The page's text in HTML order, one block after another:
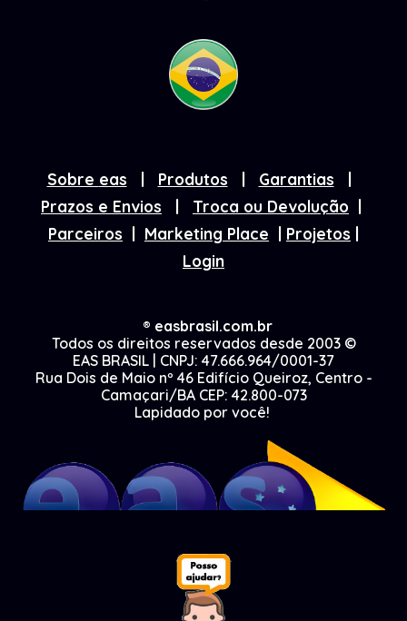
Sobre eas Produtos Garantias
Prazos e Envios
Troca ou Devolução
Parceiros
Marketing Place Projetos
Login
® easbrasil.com.br
Todos os direitos reservados desde 2003 ©
EAS BRASIL | CNPJ: 47.666.964/0001-37
Rua Dois de Maio nº 46 Edifício Queiroz, Centro -
Camaçari/BA CEP: 42.800-073
Lapidado por você!